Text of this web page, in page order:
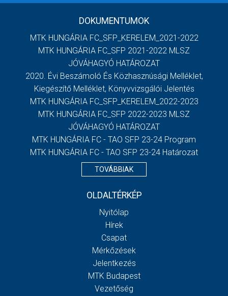
DOKUMENTUMOK
MTK HUNGÁRIA FC_SFP_KERELEM_2021-2022
MTK HUNGÁRIA FC_SFP 2021-2022 MLSZ
JÓVÁHAGYÓ HATÁROZAT
2020. Évi Beszámoló És Közhasznúsági Melléklet,
Kiegészítő Melléklet, Könyvvizsgálói Jelentés
MTK HUNGÁRIA FC_SFP_KERELEM_2022-2023
MTK HUNGÁRIA FC_SFP 2022-2023 MLSZ
JÓVÁHAGYÓ HATÁROZAT
MTK HUNGÁRIA FC - TAO SFP 23-24 Program
MTK HUNGÁRIA FC - TAO SFP 23-24 Határozat
TOVÁBBIAK
OLDALTÉRKÉP
Nyitólap
Hírek
Csapat
Mérkőzések
Jelentkezés
MTK Budapest
Vezetőség